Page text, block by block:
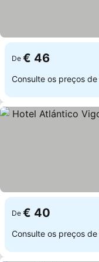
De € 46
Consulte os preços de
De € 40
Consulte os preços de